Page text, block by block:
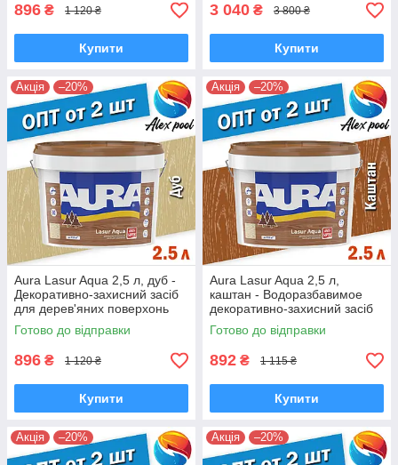
896 ₴ 1 120 ₴
Купити
3 040 ₴ 3 800 ₴
Купити
Акція –20%
Aura Lasur Aqua 2,5 л, дуб -
Декоративно-захисний засіб
для дерев'яних поверхонь
Готово до відправки
896 ₴ 1 120 ₴
Купити
Акція –20%
Aura Lasur Aqua 2,5 л,
каштан - Водоразбавимое
декоративно-захисний засіб
для дерев'яних поверхонь
Готово до відправки
892 ₴ 1 115 ₴
Купити
Акція –20% Акція –20%